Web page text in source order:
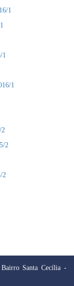
1
1
1
2
2
2
Santa Cecília -